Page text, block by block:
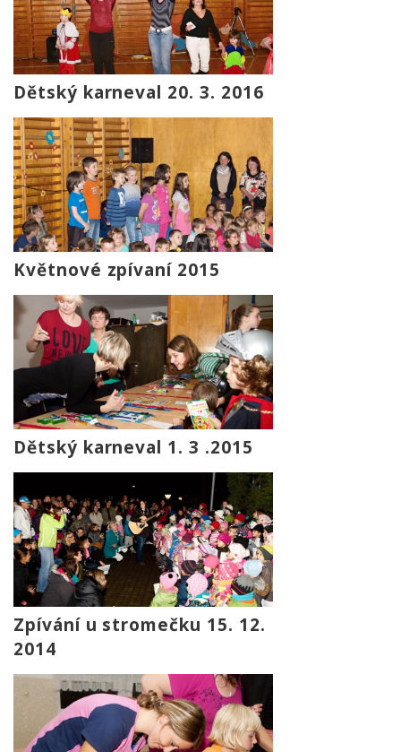
Dětský karneval 20. 3. 2016
Květnové zpívaní 2015
Dětský karneval 1. 3 .2015
Zpívání u stromečku 15. 12.
2014